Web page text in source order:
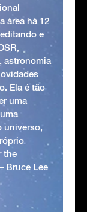
área há 12
e
astronomia
Ela é tão
uma
universo,
the
Bruce Lee